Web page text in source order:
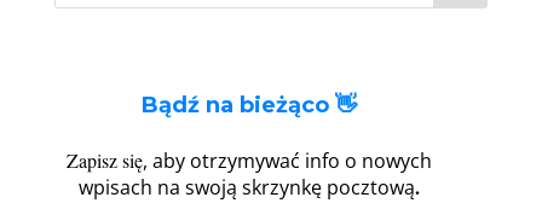
Bądź na bieżąco 👋
Zapisz się, aby otrzymywać info o nowych
wpisach na swoją skrzynkę pocztową.